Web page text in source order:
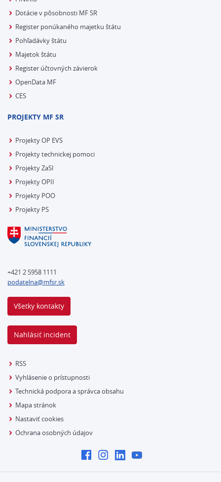
Dotácie v pôsobnosti MF SR
Register ponúkaného majetku štátu
Pohľadávky štátu
Majetok štátu
Register účtovných závierok
OpenData MF
CES
PROJEKTY MF SR
Projekty OP EVS
Projekty technickej pomoci
Projekty ZaSI
Projekty OPII
Projekty POO
Projekty PS
+421 2 5958 1111
podatelna@mfsr.sk
Všetky kontakty
Nahlásiť incident
RSS
Vyhlásenie o prístupnosti
Technická podpora a správca obsahu
Mapa stránok
Nastaviť cookies
Ochrana osobných údajov